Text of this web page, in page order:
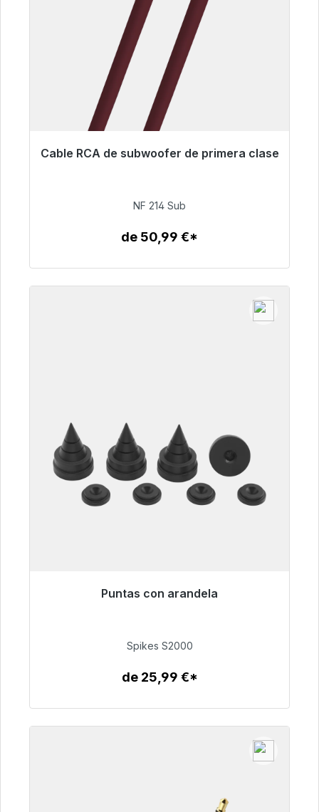
Cable RCA de subwoofer de primera clase
Listo para envío inmediato, plazo de entrega
94,00 €
NF 214 Sub
de 50,99 €*
Puntas con arandela
Listo para envío inmediato, plazo de entrega
51,49 €
Spikes S2000
de 25,99 €*